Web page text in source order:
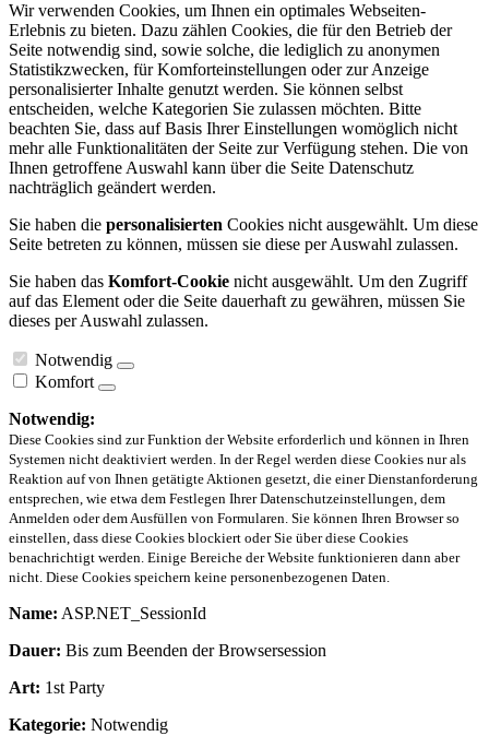
Wir verwenden Cookies, um Ihnen ein optimales Webseiten-
Erlebnis zu bieten. Dazu zählen Cookies, die für den Betrieb der
Seite notwendig sind, sowie solche, die lediglich zu anonymen
Statistikzwecken, für Komforteinstellungen oder zur Anzeige
personalisierter Inhalte genutzt werden. Sie können selbst
entscheiden, welche Kategorien Sie zulassen möchten. Bitte
beachten Sie, dass auf Basis Ihrer Einstellungen womöglich nicht
mehr alle Funktionalitäten der Seite zur Verfügung stehen. Die von
Ihnen getroffene Auswahl kann über die Seite Datenschutz
nachträglich geändert werden.
Sie haben die personalisierten Cookies nicht ausgewählt. Um diese
Seite betreten zu können, müssen sie diese per Auswahl zulassen.
Sie haben das Komfort-Cookie nicht ausgewählt. Um den Zugriff
auf das Element oder die Seite dauerhaft zu gewähren, müssen Sie
dieses per Auswahl zulassen.
Notwendig
Komfort
Notwendig:
Diese Cookies sind zur Funktion der Website erforderlich und können in Ihren
Systemen nicht deaktiviert werden. In der Regel werden diese Cookies nur als
Reaktion auf von Ihnen getätigte Aktionen gesetzt, die einer Dienstanforderung
entsprechen, wie etwa dem Festlegen Ihrer Datenschutzeinstellungen, dem
Anmelden oder dem Ausfüllen von Formularen. Sie können Ihren Browser so
einstellen, dass diese Cookies blockiert oder Sie über diese Cookies
benachrichtigt werden. Einige Bereiche der Website funktionieren dann aber
nicht. Diese Cookies speichern keine personenbezogenen Daten.
Name: ASP.NET_SessionId
Dauer: Bis zum Beenden der Browsersession
Art: 1st Party
Kategorie: Notwendig